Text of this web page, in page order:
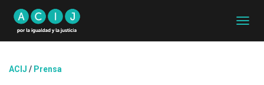
A
ACIJ / Prensa